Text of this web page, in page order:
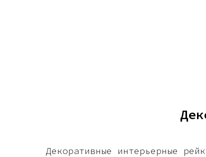
Декоративные интерьерные